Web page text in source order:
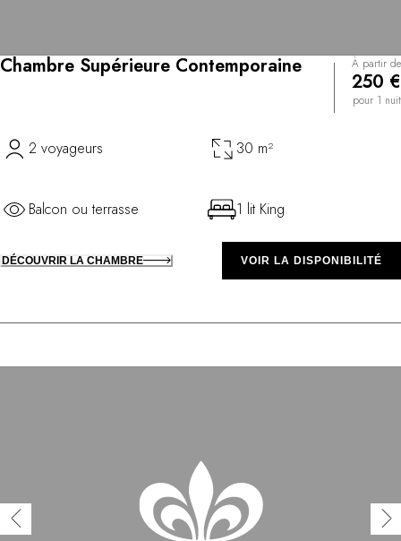
Chambre Supérieure Contemporaine À partir de
250 €
pour 1 nuit
2 voyageurs 30 m²
Balcon ou terrasse 1 lit King
DÉCOUVRIR LA CHAMBRE VOIR LA DISPONIBILITÉ